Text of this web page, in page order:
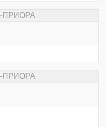
ПРИОРА
ПРИОРА